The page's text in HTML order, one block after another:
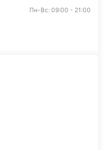
Пн-Вс: 09:00 - 21:00